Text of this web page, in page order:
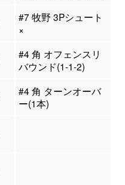
#7 牧野 3Pシュート
×
#4 角 オフェンスリ
バウンド(1-1-2)
#4 角 ターンオーバ
ー(1本)